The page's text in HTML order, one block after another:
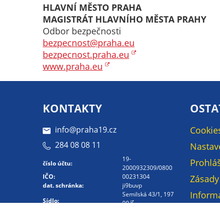
HLAVNÍ MĚSTO PRAHA
MAGISTRÁT HLAVNÍHO MĚSTA PRAHY
Odbor bezpečnosti
bezpecnost@praha.eu
bezpecnost.praha.eu
www.praha.eu
KONTAKTY
info@praha19.cz
284 08 08 11
číslo účtu:
19-
2000932309/0800
IČO:
00231304
dat. schránka:
ji9buvp
Sídlo:
Semilská 43/1, 197
00